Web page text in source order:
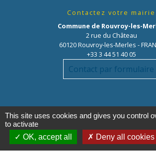
Contactez votre mairie
Commune de Rouvroy-les-
2 rue du Château
60120 Rouvroy-les-Merles -
+33 3 44 51 40 05
Contact par formulaire
Liens
This site uses cookies and gives you control
to activate
OK, accept all
Deny all cookies